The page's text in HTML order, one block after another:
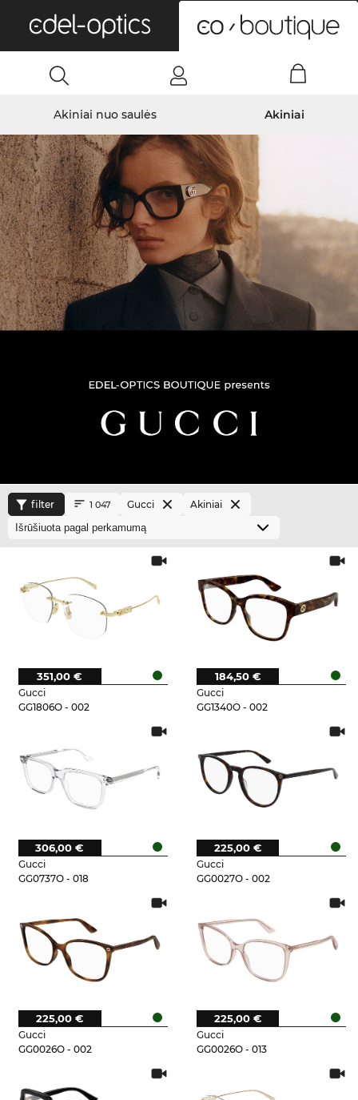
Akiniai nuo saulės Akiniai
filter 1 047 Gucci Akiniai
Gucci
GG1806O - 002
351,00 €
Gucci
GG1340O - 002
184,50 €
Gucci
GG0737O - 018
306,00 €
Gucci
GG0027O - 002
225,00 €
Gucci
GG0026O - 002
225,00 €
Gucci
GG0026O - 013
225,00 €